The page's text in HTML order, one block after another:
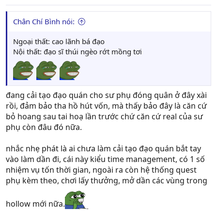
:
Chân Chí Bình nói:
Ngoại thất: cao lãnh bá đạo
Nội thất: đạo sĩ thúi ngèo rớt mồng tơi
đang cải tạo đạo quán cho sư phụ đóng quân ở đây xài
rồi, đảm bảo tha hồ hút vốn, mà thấy bảo đây là căn cứ
bỏ hoang sau tai hoạ lần trước chứ căn cứ real của sư
phụ còn đâu đó nữa.
nhắc nhẹ phát là ai chưa làm cải tạo đạo quán bắt tay
vào làm dần đi, cái này kiểu time management, có 1 số
nhiệm vụ tốn thời gian, ngoài ra còn hệ thống quest
phụ kèm theo, chơi lấy thưởng, mở dần các vùng trong
hollow mới nữa.